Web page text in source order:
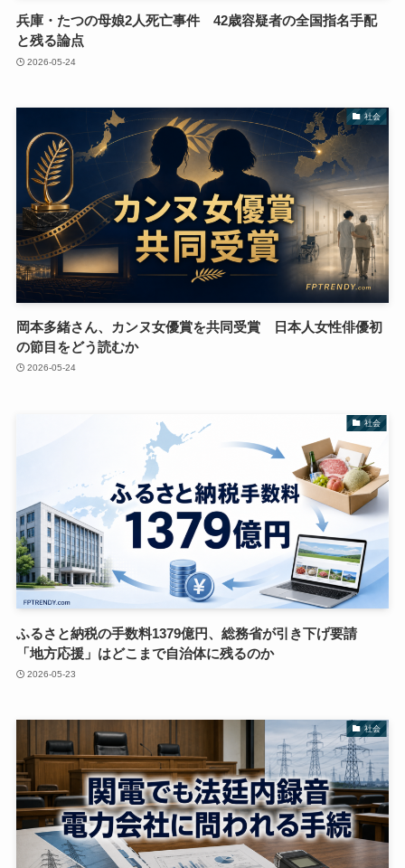
兵庫・たつの母娘2人死亡事件 42歳容疑者の全国指名手配
と残る論点
2026-05-24
社会
岡本多緒さん、カンヌ女優賞を共同受賞 日本人女性俳優初
の節目をどう読むか
2026-05-24
社会
ふるさと納税の手数料1379億円、総務省が引き下げ要請
「地方応援」はどこまで自治体に残るのか
2026-05-23
社会